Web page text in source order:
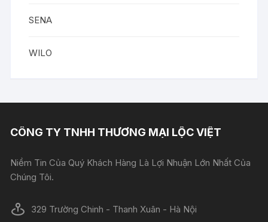
SENA
WILO
CÔNG TY TNHH THƯƠNG MẠI LỘC VIỆT
Niềm Tin Của Quý Khách Hàng Là Lợi Nhuận Lớn Nhất Của
Chúng Tôi.
329 Trường Chinh - Thanh Xuân - Hà Nội